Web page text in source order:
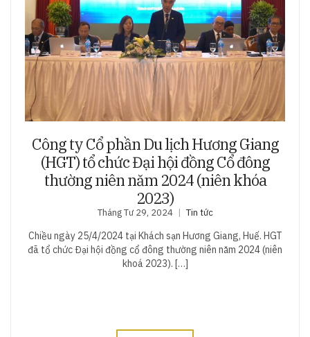
Công ty Cổ phần Du lịch Hương Giang
(HGT) tổ chức Đại hội đồng Cổ đông
thường niên năm 2024 (niên khóa
2023)
Tháng Tư 29, 2024 Tin tức
Chiều ngày 25/4/2024 tại Khách sạn Hương Giang, Huế. HGT
đã tổ chức Đại hội đồng cổ đông thường niên năm 2024 (niên
khoá 2023). […]